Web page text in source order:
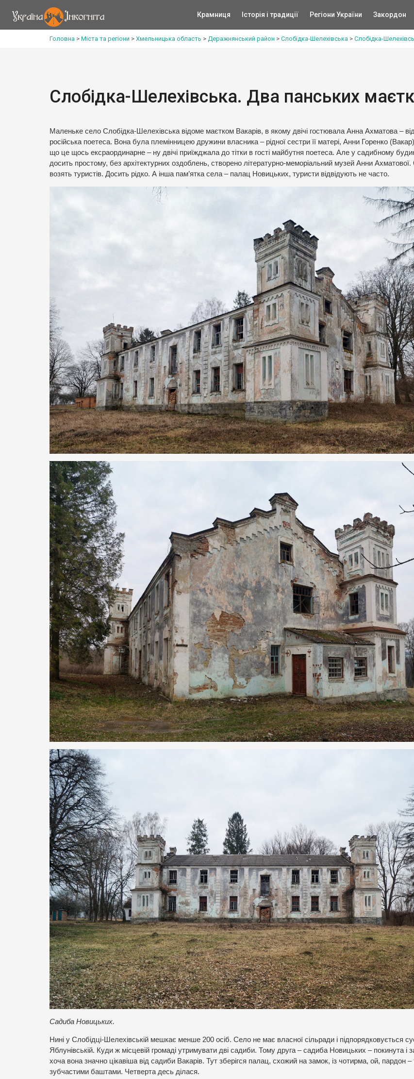
Крамниця Історія і традиції Регіони України Закордон
Головна > Міста та регіони > Хмельницька область > Деражнянський район > Слобідка-Шелехівська > Слобідка-
Слобідка-Шелехівська. Два панських
Маленьке село Слобідка-Шелехівська відоме маєтком Вакарів, в якому двічі гостювала Анна Ахматова –
російська поетеса. Вона була племінницею дружини власника – рідної сестри її матері, Анни Горенко
що це щось ексраординарне – ну двічі приїжджала до тітки в гості майбутня поетеса. Але у садибному
досить простому, без архітектурних оздоблень, створено літературно-меморіальний музей Анни Ахматової.
возять туристів. Досить рідко. А інша пам’ятка села – палац Новицьких, туристи відвідують не часто.
Садиба Новицьких.
Нині у Слобідці-Шелехівській мешкає менше 200 осіб. Село не має власної сільради і підпорядковується
Яблунівській. Куди ж місцевій громаді утримувати дві садиби. Тому друга – садиба Новицьких – покинута і
хоча вона значно цікавіша від садиби Вакарів. Тут зберігся палац, схожий на замок, із чотирма, ой, пардон
зубчастими баштами. Четверта десь ділася.